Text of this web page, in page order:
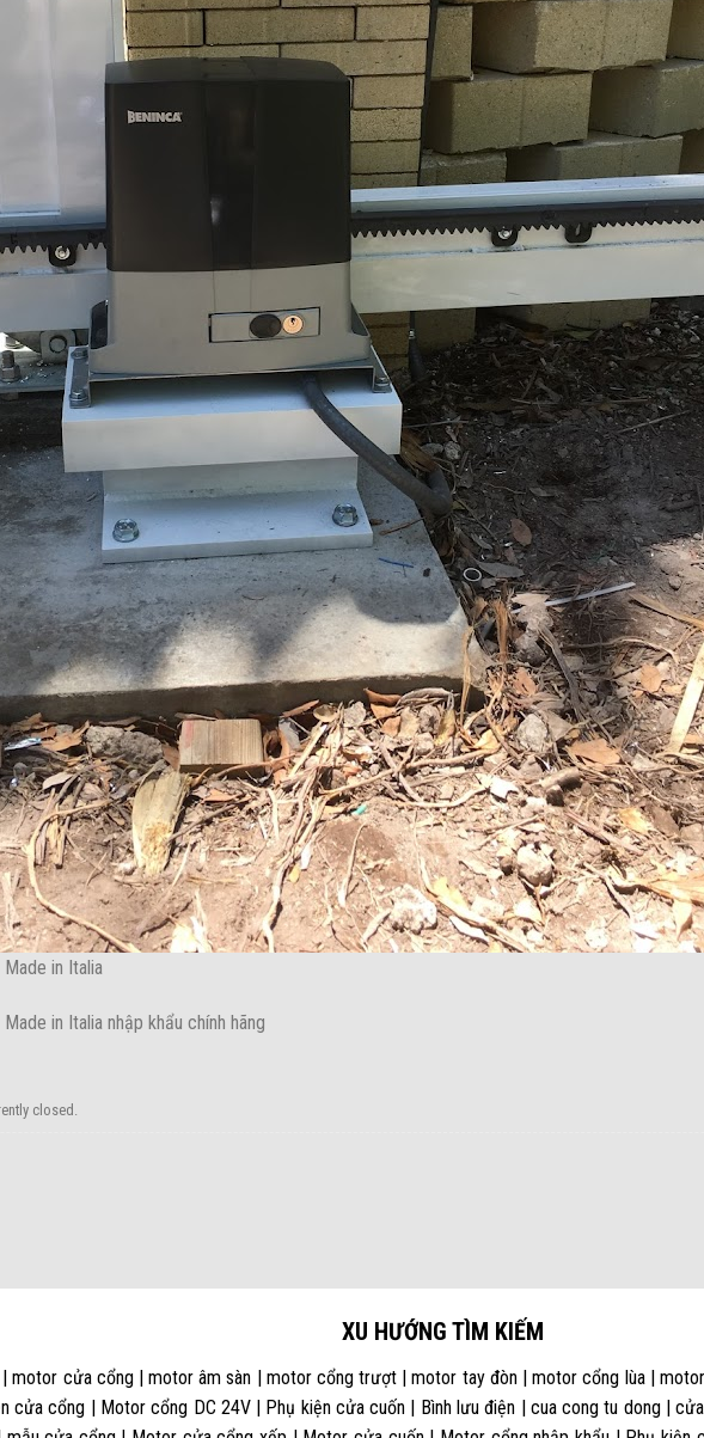
in Italia
in Italia nhập khẩu chính hãng
closed.
XU HƯỚNG TÌM KIẾM
motor cửa cổng | motor âm sàn | motor cổng trượt | motor tay đòn | motor cổng lùa |
cửa cổng | Motor cổng DC 24V | Phụ kiện cửa cuốn | Bình lưu điện | cua cong tu dong |